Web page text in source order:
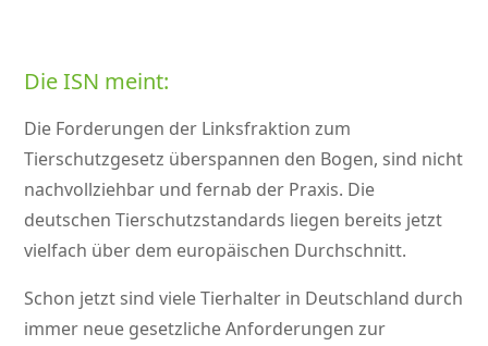
Die ISN meint:
Die Forderungen der Linksfraktion zum
Tierschutzgesetz überspannen den Bogen, sind nicht
nachvollziehbar und fernab der Praxis. Die
deutschen Tierschutzstandards liegen bereits jetzt
vielfach über dem europäischen Durchschnitt.
Schon jetzt sind viele Tierhalter in Deutschland durch
immer neue gesetzliche Anforderungen zur